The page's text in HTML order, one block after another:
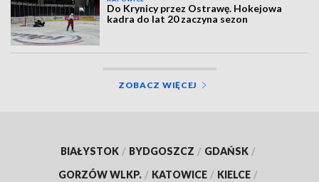
Do Krynicy przez Ostrawę. Hokejowa
kadra do lat 20 zaczyna sezon
ZOBACZ WIĘCEJ
BIAŁYSTOK / BYDGOSZCZ / GDAŃSK /
GORZÓW WLKP. / KATOWICE / KIELCE /